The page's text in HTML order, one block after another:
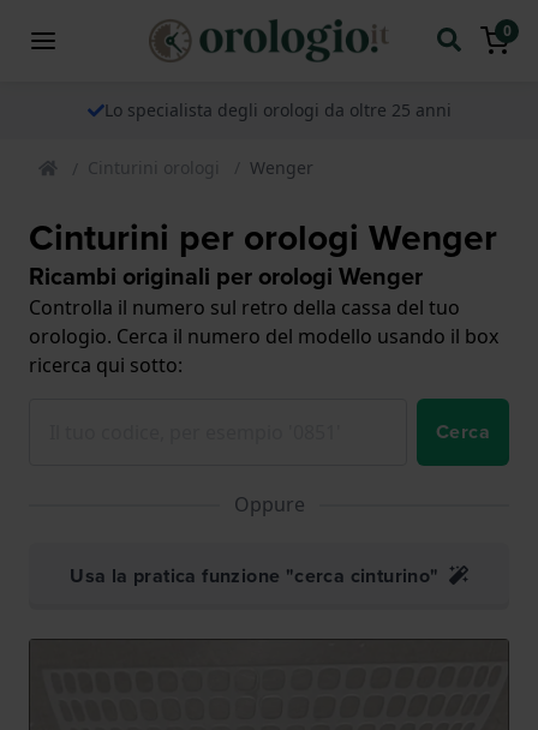
0
Lo specialista degli orologi da oltre 25 anni
Cinturini orologi Wenger
Cinturini per orologi Wenger
Ricambi originali per orologi Wenger
Controlla il numero sul retro della cassa del tuo
orologio. Cerca il numero del modello usando il box
ricerca qui sotto:
Cerca
Oppure
Usa la pratica funzione "cerca cinturino"